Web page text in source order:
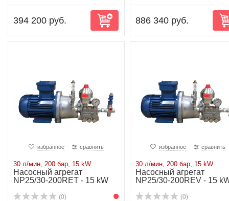
394 200 руб. 886 340 руб.
избранное сравнить
30 л/мин, 200 бар, 15 kW
Насосный агрегат
NP25/30-200RET - 15 kW
(0)
избранное сравнить
30 л/мин, 200 бар, 15 kW
Насосный агрегат
NP25/30-200REV - 15
(0)